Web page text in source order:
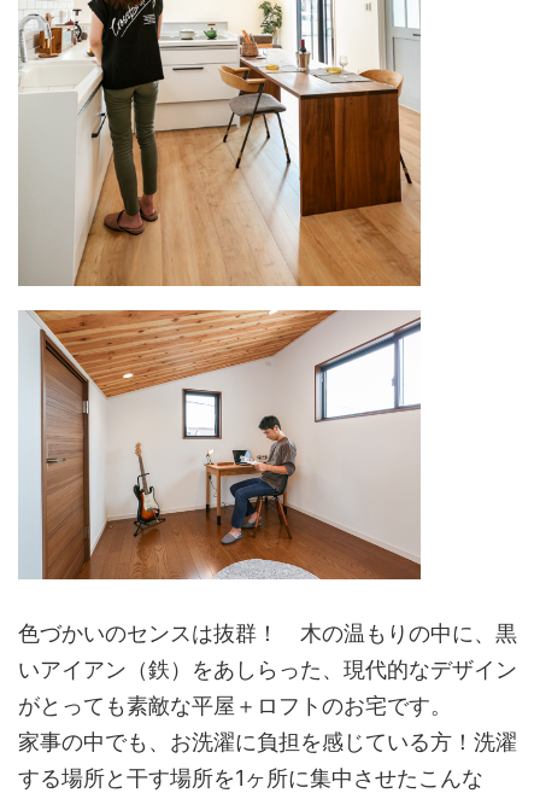
色づかいのセンスは抜群！ 木の温もりの中に、黒
いアイアン（鉄）をあしらった、現代的なデザイン
がとっても素敵な平屋＋ロフトのお宅です。
家事の中でも、お洗濯に負担を感じている方！洗濯
する場所と干す場所を1ヶ所に集中させたこんな